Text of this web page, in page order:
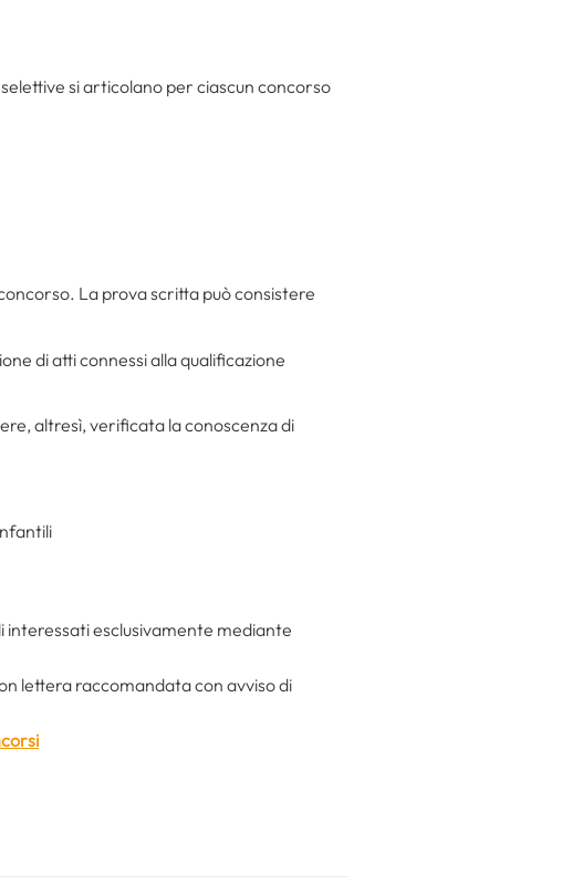
si articolano per ciascun concorso
La prova scritta può consistere
di atti connessi alla qualificazione
altresì, verificata la conoscenza di
interessati esclusivamente mediante
lettera raccomandata con avviso di